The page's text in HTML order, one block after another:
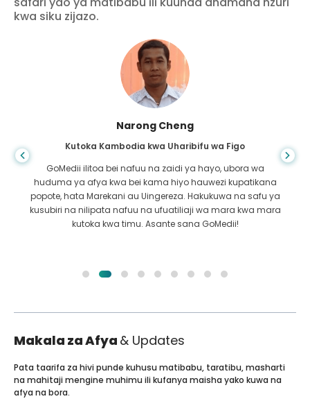
kwa siku zijazo.
Shandha Das
Kutoka Bangladesh kwa Gastroenterology
Nimemshukuru mwanangu na timu mahiri ya GoMedii
ambao walinisaidia katika safari yangu kutoka
Bangladesh hadi India kutibiwa. Tulifanya chaguo sahihi
katika kuchagua GoMedii. Wao hata baada ya matibabu
huweka dhamana kubwa na sisi
Makala za Afya & Updates
Pata taarifa za hivi punde kuhusu matibabu, taratibu, masharti
na mahitaji mengine muhimu ili kufanya maisha yako kuwa na
afya na bora.